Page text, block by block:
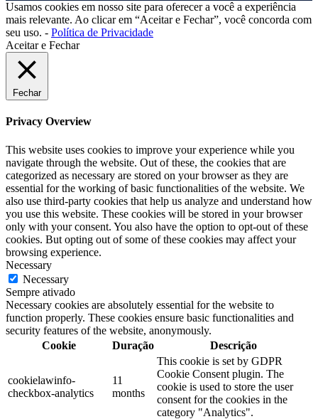
Usamos cookies em nosso site para oferecer a você a experiência
mais relevante. Ao clicar em “Aceitar e Fechar”, você concorda com
seu uso. - Política de Privacidade
Aceitar e Fechar
Fechar
Privacy Overview
This website uses cookies to improve your experience while you
navigate through the website. Out of these, the cookies that are
categorized as necessary are stored on your browser as they are
essential for the working of basic functionalities of the website. We
also use third-party cookies that help us analyze and understand how
you use this website. These cookies will be stored in your browser
only with your consent. You also have the option to opt-out of these
cookies. But opting out of some of these cookies may affect your
browsing experience.
Necessary
Necessary
Sempre ativado
Necessary cookies are absolutely essential for the website to
function properly. These cookies ensure basic functionalities and
security features of the website, anonymously.
Cookie
Duração Descrição
cookielawinfo-
checkbox-analytics
11
months
This cookie is set by GDPR
Cookie Consent plugin. The
cookie is used to store the user
consent for the cookies in the
category "Analytics".